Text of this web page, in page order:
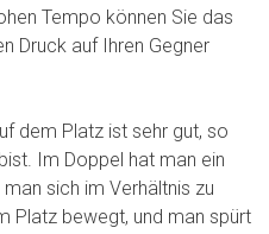
Tempo können Sie das
Druck auf Ihren Gegner
dem Platz ist sehr gut, so
Im Doppel hat man ein
sich im Verhältnis zu
Platz bewegt, und man spürt